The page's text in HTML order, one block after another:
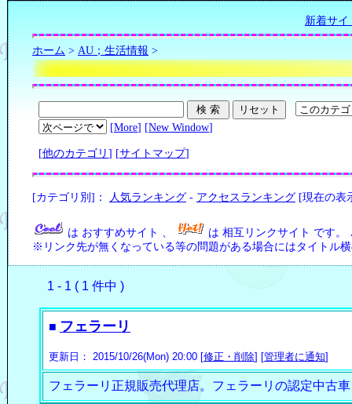
新着サイ
ホーム > AU；生活情報 >
[More] [New Window]
[他のカテゴリ ] [サイトマップ]
[カテゴリ別]： 人気ランキング - アクセスランキング [現在の表
は おすすめサイト 、 は 相互リンクサイト です。
※リンク先が無くなっている等の問題がある場合にはタイトル
1 - 1 ( 1 件中 )
■ フェラーリ
更新日： 2015/10/26(Mon) 20:00 [修正・削除] [管理者に通知]
フェラーリ正規販売代理店。フェラーリの認定中古